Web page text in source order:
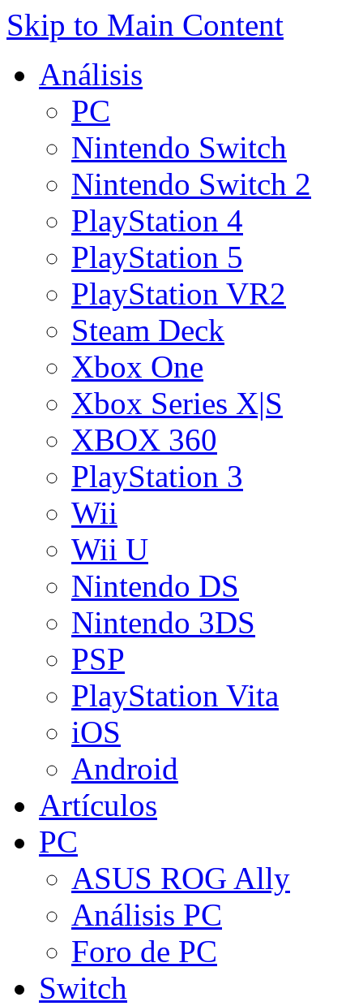
Skip to Main Content
Análisis
PC
Nintendo Switch
Nintendo Switch 2
PlayStation 4
PlayStation 5
PlayStation VR2
Steam Deck
Xbox One
Xbox Series X|S
XBOX 360
PlayStation 3
Wii
Wii U
Nintendo DS
Nintendo 3DS
PSP
PlayStation Vita
iOS
Android
Artículos
PC
ASUS ROG Ally
Análisis PC
Foro de PC
Switch